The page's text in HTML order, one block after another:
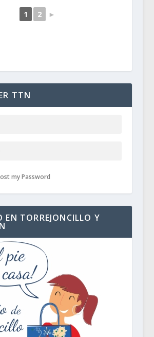
1 2 ►
TTN
my Password
EN TORREJONCILLO Y